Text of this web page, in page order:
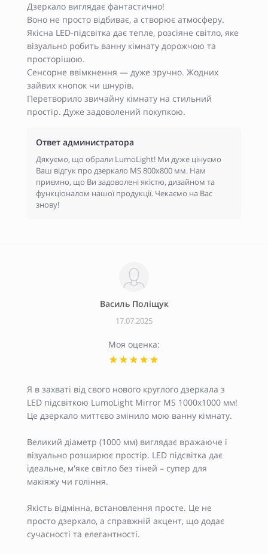
Дзеркало виглядає фантастично!
Воно не просто відбиває, а створює атмосферу.
Якісна LED-підсвітка дає тепле, розсіяне світло, яке
візуально робить ванну кімнату дорожчою та
просторішою.
Сенсорне ввімкнення — дуже зручно. Жодних
зайвих кнопок чи шнурів.
Перетворило звичайну кімнату на стильний
простір. Дуже задоволений покупкою.
Ответ администратора
Дякуємо, що обрали LumoLight! Ми дуже цінуємо
Ваш відгук про дзеркало MS 800x800 мм. Нам
приємно, що Ви задоволені якістю, дизайном та
функціоналом нашої продукції. Чекаємо на Вас
знову!
Василь Поліщук
17.07.2025
Моя оценка:
Я в захваті від свого нового круглого дзеркала з
LED підсвіткою LumoLight Mirror MS 1000x1000 мм!
Це дзеркало миттєво змінило мою ванну кімнату.
Великий діаметр (1000 мм) виглядає вражаюче і
візуально розширює простір. LED підсвітка дає
ідеальне, м'яке світло без тіней – супер для
макіяжу чи гоління.
Якість відмінна, встановлення просте. Це не
просто дзеркало, а справжній акцент, що додає
сучасності та елегантності.